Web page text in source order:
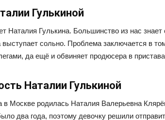
Гулькиной
Наталия Гулькина. Большинство из нас
сольно. Проблема заключается в
да ещё и обвиняет продюсера в
Наталии Гулькиной
в Москве родилась Наталия Валерьевна
два года, поэтому девочку решили